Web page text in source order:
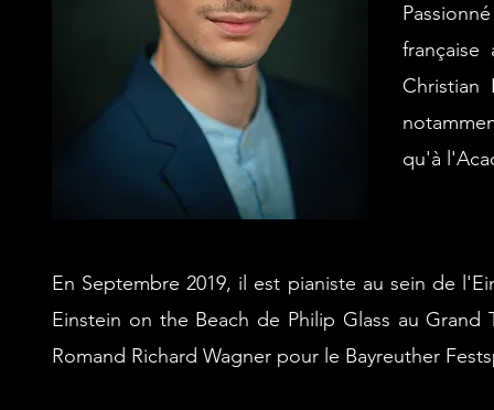
Christian
qu'à
En Septembre 2019, il est pianiste au sein de
Einstein on the Beach de Philip Glass au
Romand Richard Wagner pour le Bayreuther